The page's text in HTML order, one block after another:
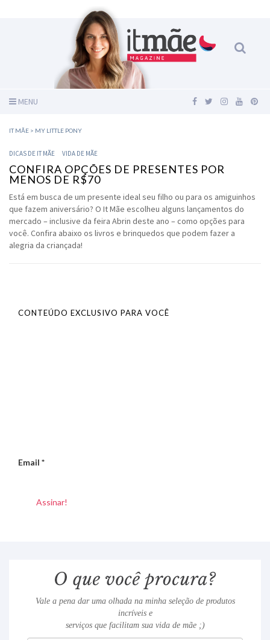
MENU
IT MÃE > MY LITTLE PONY
DICAS DE IT MÃE VIDA DE MÃE
CONFIRA OPÇÕES DE PRESENTES POR
MENOS DE R$70
Está em busca de um presente ideal seu filho ou para os amiguinhos
que fazem aniversário? O It Mãe escolheu alguns lançamentos do
mercado – inclusive da feira Abrin deste ano – como opções para
você. Confira abaixo os livros e brinquedos que podem fazer a
alegria da criançada!
CONTEÚDO EXCLUSIVO PARA VOCÊ
Email *
Vale a pena dar uma olhada na minha seleção de produtos
incríveis e
serviços que facilitam sua vida de mãe ;)